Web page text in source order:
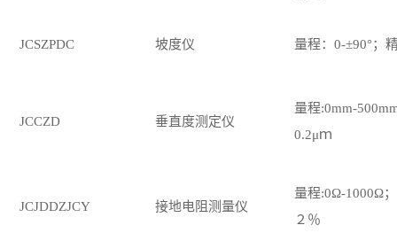
JCSZPDC 坡度仪 量程： 0-±90°；
JCCZD 垂直度测定仪
量程:0mm-
0.2μｍ
JCJDDZJCY 接地电阻测量仪
量程:0Ω-1000Ω
２％